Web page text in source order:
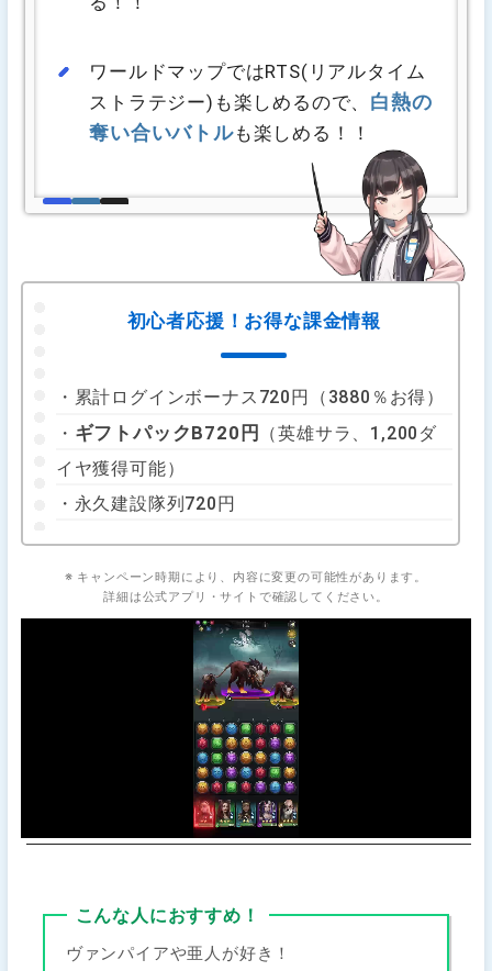
ワールドマップではRTS(リアルタイム
ストラテジー)も楽しめるので、 白熱の
奪い合いバトルも楽しめる！！
初心者応援！お得な課金情報
・累計ログインボーナス720円（3880％お得）
・ ギフトパックB720円
（英雄サラ、1,200ダ
イヤ獲得可能）
・永久建設隊列720円
※ キャンペーン時期により、内容に変更の可能性があります。
詳細は公式アプリ・サイトで確認してください。
こんな人におすすめ！
ヴァンパイアや亜人が好き！